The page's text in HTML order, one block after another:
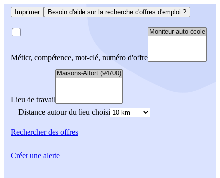
Imprimer Besoin d'aide sur la recherche d'offres d'emploi ?
Métier, compétence, mot-clé, numéro d'offre
Lieu de travail
Distance autour du lieu choisi
Rechercherdes offres
Créer une alerte